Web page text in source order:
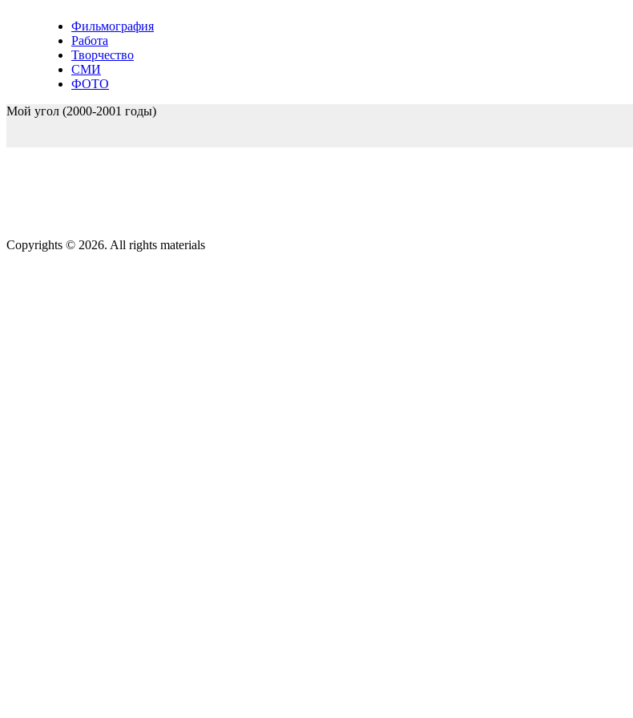
Фильмография
Работа
Творчество
СМИ
ФОТО
Мой угол (2000-2001 годы)
Copyrights © 2026. All rights materials